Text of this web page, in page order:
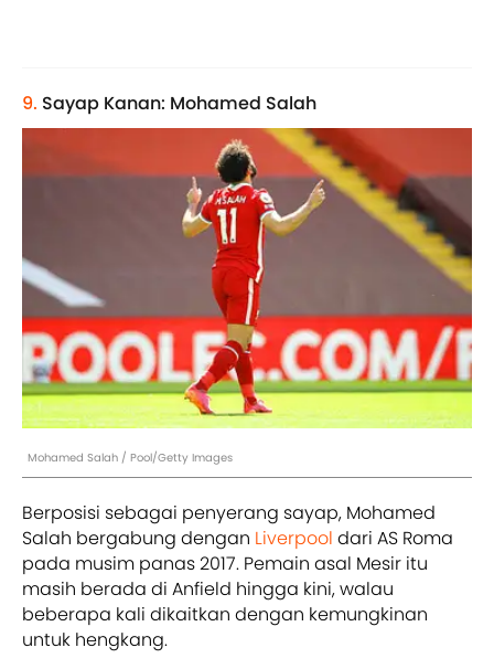
9. Sayap Kanan: Mohamed Salah
Mohamed Salah / Pool/Getty Images
Berposisi sebagai penyerang sayap, Mohamed
Salah bergabung dengan Liverpool dari AS Roma
pada musim panas 2017. Pemain asal Mesir itu
masih berada di Anfield hingga kini, walau
beberapa kali dikaitkan dengan kemungkinan
untuk hengkang.